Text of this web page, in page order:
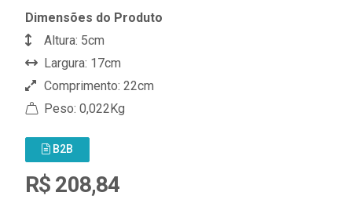
Dimensões do Produto
Altura: 5cm
Largura: 17cm
Comprimento: 22cm
Peso: 0,022Kg
B2B
R$ 208,84